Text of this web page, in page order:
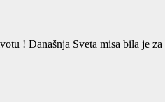
! Današnja Sveta misa bila je